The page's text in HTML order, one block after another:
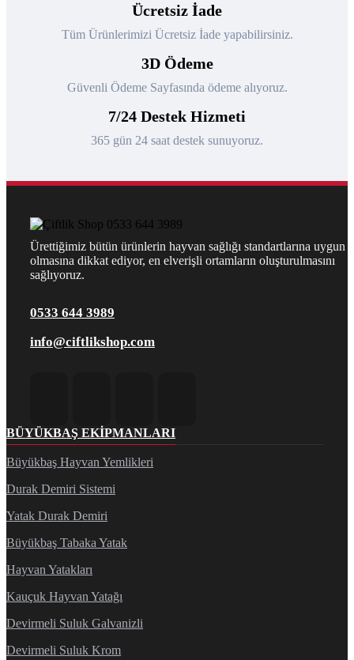
Ücretsiz İade
Tüm Ürünlerimizi Ücretsiz İade yapabilirsiniz.
3D Ödeme
Güvenli Ödeme Sayfasında ödeme alıyoruz.
7/24 Destek Hizmeti
365 gün 24 saat destek sunuyoruz.
Ürettiğimiz bütün ürünlerin hayvan sağlığı standartlarına uygun
olmasına dikkat ediyor, en elverişli ortamların oluşturulmasını
sağlıyoruz.
0533 644 3989
info@ciftlikshop.com
BÜYÜKBAŞ EKIPMANLARI
Büyükbaş Hayvan Yemlikleri
Durak Demiri Sistemi
Yatak Durak Demiri
Büyükbaş Tabaka Yatak
Hayvan Yatakları
Kauçuk Hayvan Yatağı
Devirmeli Suluk Galvanizli
Devirmeli Suluk Krom